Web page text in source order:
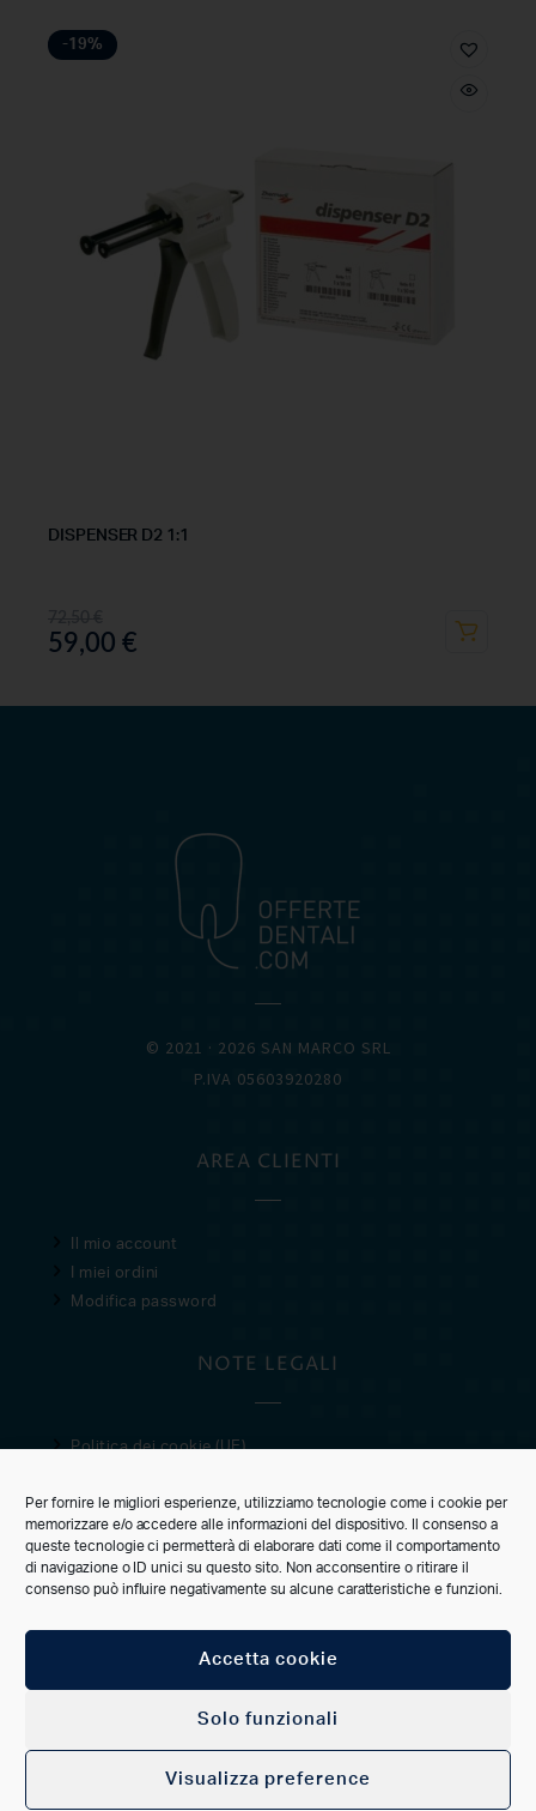
Per fornire le migliori esperienze, utilizziamo tecnologie come i cookie per
memorizzare e/o accedere alle informazioni del dispositivo. Il consenso a
queste tecnologie ci permetterà di elaborare dati come il comportamento
di navigazione o ID unici su questo sito. Non acconsentire o ritirare il
consenso può influire negativamente su alcune caratteristiche e funzioni.
Accetta cookie
Solo funzionali
Visualizza preference
-19%
DISPENSER D2 1:1
59,00 €
© 2021 · 2026 SAN MARCO SRL
P.IVA 05603920280
AREA CLIENTI
Il mio account
I miei ordini
Modifica password
NOTE LEGALI
Politica dei cookie (UE)
Condizioni di vendita
CUSTOMER CARE
CONNECT